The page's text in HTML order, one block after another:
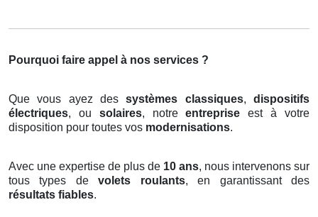
Pourquoi faire appel à nos services ?
Que vous ayez dessystèmes classiques,dispositifs
électriques, ou solaires, notreentreprise est à votre
disposition pour toutes vos modernisations.
Avec une expertise de plus de 10 ans, nous intervenons sur
tous types devolets roulants, en garantissant des
résultats fiables.